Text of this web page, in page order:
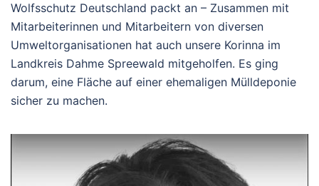
Wolfsschutz Deutschland packt an – Zusammen mit
Mitarbeiterinnen und Mitarbeitern von diversen
Umweltorganisationen hat auch unsere Korinna im
Landkreis Dahme Spreewald mitgeholfen. Es ging
darum, eine Fläche auf einer ehemaligen Mülldeponie
sicher zu machen.